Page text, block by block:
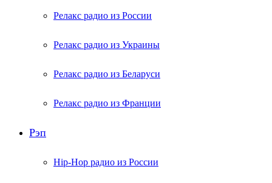
Релакс радио из России
Релакс радио из Украины
Релакс радио из Беларуси
Релакс радио из Франции
Рэп
Hip-Hop радио из России